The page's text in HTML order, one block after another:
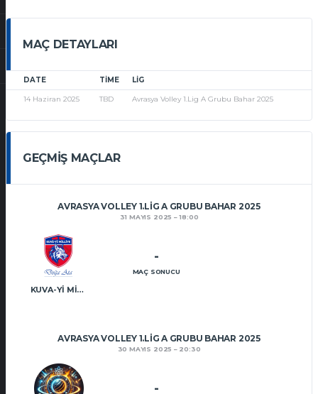
MAÇ DETAYLARI
DATE TIME LIG
14 Haziran 2025 TBD Avrasya Volley 1.Lig A Grubu Bahar 2025
GEÇMIŞ MAÇLAR
AVRASYA VOLLEY 1.LIG A GRUBU BAHAR 2025
31 MAYIS 2025 18:00
KUVA-YI MILLIYE DOĞA ATA VT
-
MAÇ SONUCU
AVRASYA VOLLEY 1.LIG A GRUBU BAHAR 2025
30 MAYIS 2025 20:30
-